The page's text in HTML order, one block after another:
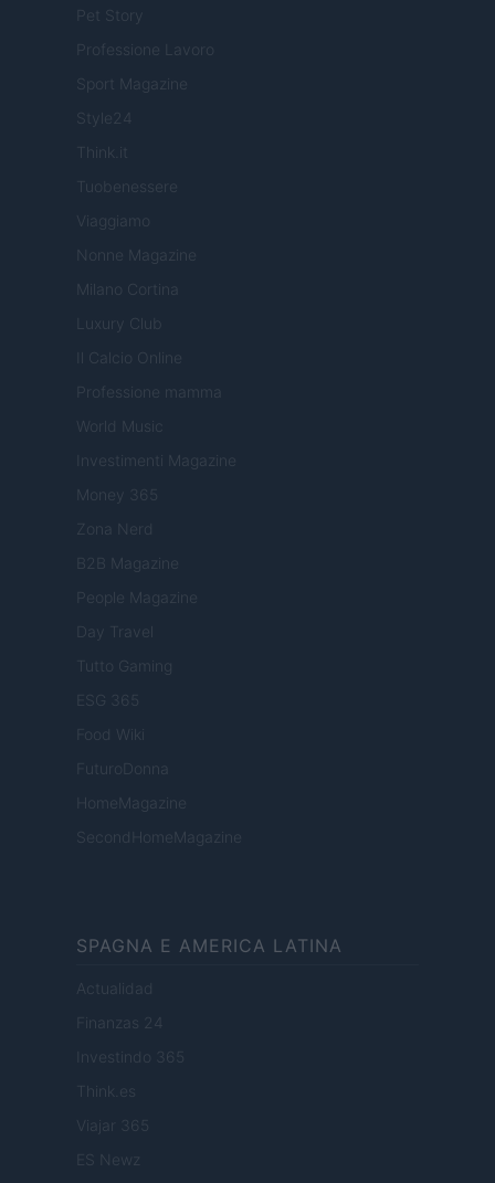
Pet Story
Professione Lavoro
Sport Magazine
Style24
Think.it
Tuobenessere
Viaggiamo
Nonne Magazine
Milano Cortina
Luxury Club
Il Calcio Online
Professione mamma
World Music
Investimenti Magazine
Money 365
Zona Nerd
B2B Magazine
People Magazine
Day Travel
Tutto Gaming
ESG 365
Food Wiki
FuturoDonna
HomeMagazine
SecondHomeMagazine
SPAGNA E AMERICA LATINA
Actualidad
Finanzas 24
Investindo 365
Think.es
Viajar 365
ES Newz